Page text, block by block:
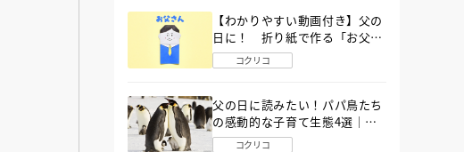
【わかりやすい動画付き】父の
日に！ 折り紙で作る「お父さ
ん」の簡単な折り方
コクリコ
父の日に読みたい！パパ鳥たち
の感動的な子育て生態4選｜図
鑑MOVE
コクリコ